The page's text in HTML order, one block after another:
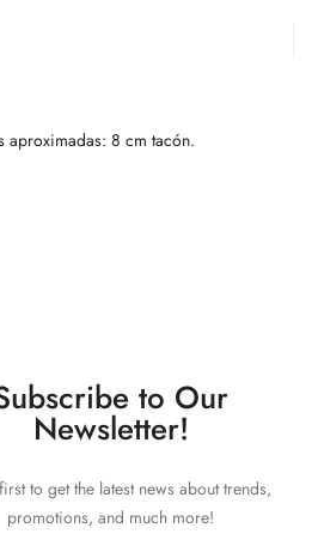
aproximadas: 8 cm tacón.
to Our
Newsletter!
to get the latest news about trends,
promotions, and much more!